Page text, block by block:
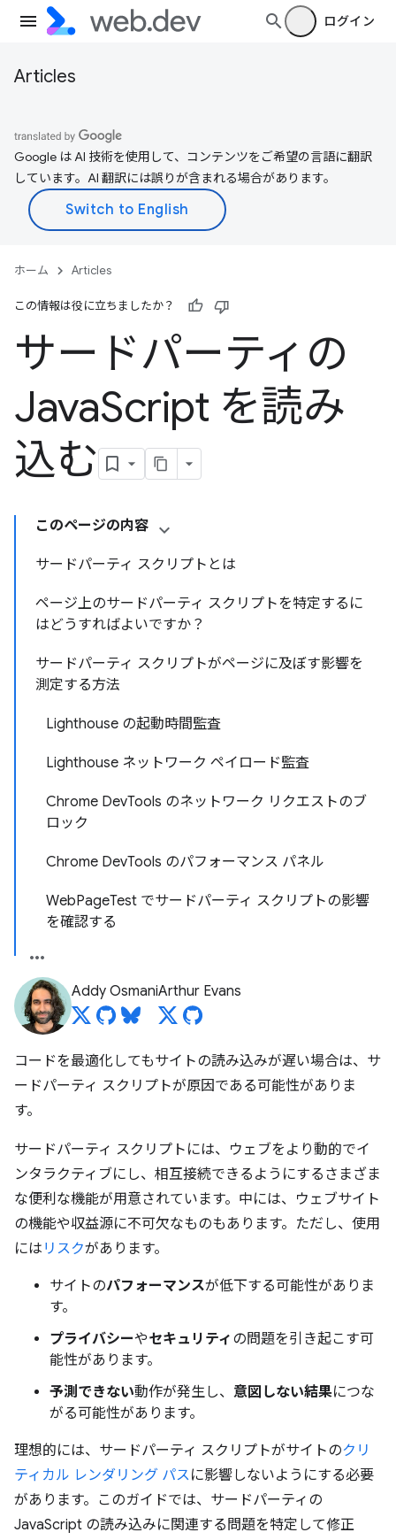
ログイン
Articles
Google は AI 技術を使用して、コンテンツをご希望の言語に翻訳
しています。AI 翻訳には誤りが含まれる場合があります。
ホーム Articles
この情報は役に立ちましたか？
サードパーティの
JavaScript を読み
込む
このページの内容
サードパーティ スクリプトとは
ページ上のサードパーティ スクリプトを特定するに
はどうすればよいですか？
サードパーティ スクリプトがページに及ぼす影響を
測定する方法
Lighthouse の起動時間監査
Lighthouse ネットワーク ペイロード監査
Chrome DevTools のネットワーク リクエストのブ
ロック
Chrome DevTools のパフォーマンス パネル
WebPageTest でサードパーティ スクリプトの影響
を確認する
Addy OsmaniArthur Evans
コードを最適化してもサイトの読み込みが遅い場合は、サ
ードパーティ スクリプトが原因である可能性がありま
す。
サードパーティ スクリプトには、ウェブをより動的でイ
ンタラクティブにし、相互接続できるようにするさまざま
な便利な機能が用意されています。中には、ウェブサイト
の機能や収益源に不可欠なものもあります。ただし、使用
には リスクがあります。
サイトのパフォーマンスが低下する可能性がありま
す。
プライバシーやセキュリティ の問題を引き起こす可
能性があります。
予測できない動作が発生し、 意図しない結果につな
がる可能性があります。
理想的には、サードパーティ スクリプトがサイトのクリ
ティカル レンダリング パスに影響しないようにする必要
があります。このガイドでは、サードパーティの
JavaScript の読み込みに関連する問題を特定して修正